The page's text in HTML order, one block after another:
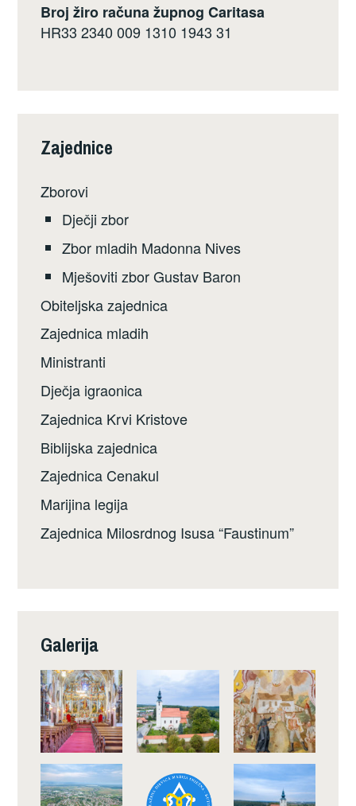
Broj žiro računa župnog Caritasa
HR33 2340 009 1310 1943 31
Zajednice
Zborovi
Dječji zbor
Zbor mladih Madonna Nives
Mješoviti zbor Gustav Baron
Obiteljska zajednica
Zajednica mladih
Ministranti
Dječja igraonica
Zajednica Krvi Kristove
Biblijska zajednica
Zajednica Cenakul
Marijina legija
Zajednica Milosrdnog Isusa “Faustinum”
Galerija